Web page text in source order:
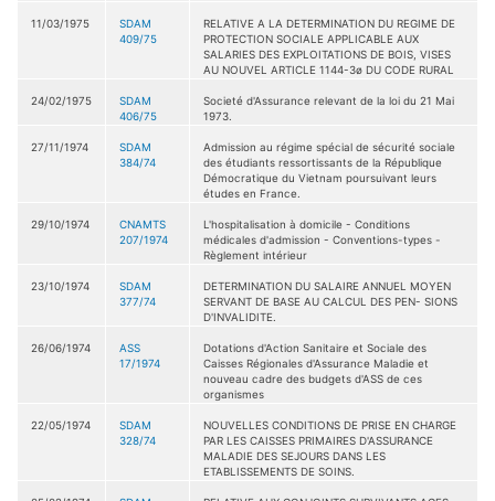
11/03/1975
SDAM
409/75
RELATIVE A LA DETERMINATION DU REGIME DE
PROTECTION SOCIALE APPLICABLE AUX
SALARIES DES EXPLOITATIONS DE BOIS, VISES
AU NOUVEL ARTICLE 1144-3ø DU CODE RURAL
24/02/1975
SDAM
406/75
Societé d'Assurance relevant de la loi du 21 Mai
1973.
27/11/1974
SDAM
384/74
Admission au régime spécial de sécurité sociale
des étudiants ressortissants de la République
Démocratique du Vietnam poursuivant leurs
études en France.
29/10/1974
CNAMTS
207/1974
L'hospitalisation à domicile - Conditions
médicales d'admission - Conventions-types -
Règlement intérieur
23/10/1974
SDAM
377/74
DETERMINATION DU SALAIRE ANNUEL MOYEN
SERVANT DE BASE AU CALCUL DES PEN- SIONS
D'INVALIDITE.
26/06/1974
ASS
17/1974
Dotations d'Action Sanitaire et Sociale des
Caisses Régionales d'Assurance Maladie et
nouveau cadre des budgets d'ASS de ces
organismes
22/05/1974
SDAM
328/74
NOUVELLES CONDITIONS DE PRISE EN CHARGE
PAR LES CAISSES PRIMAIRES D'ASSURANCE
MALADIE DES SEJOURS DANS LES
ETABLISSEMENTS DE SOINS.